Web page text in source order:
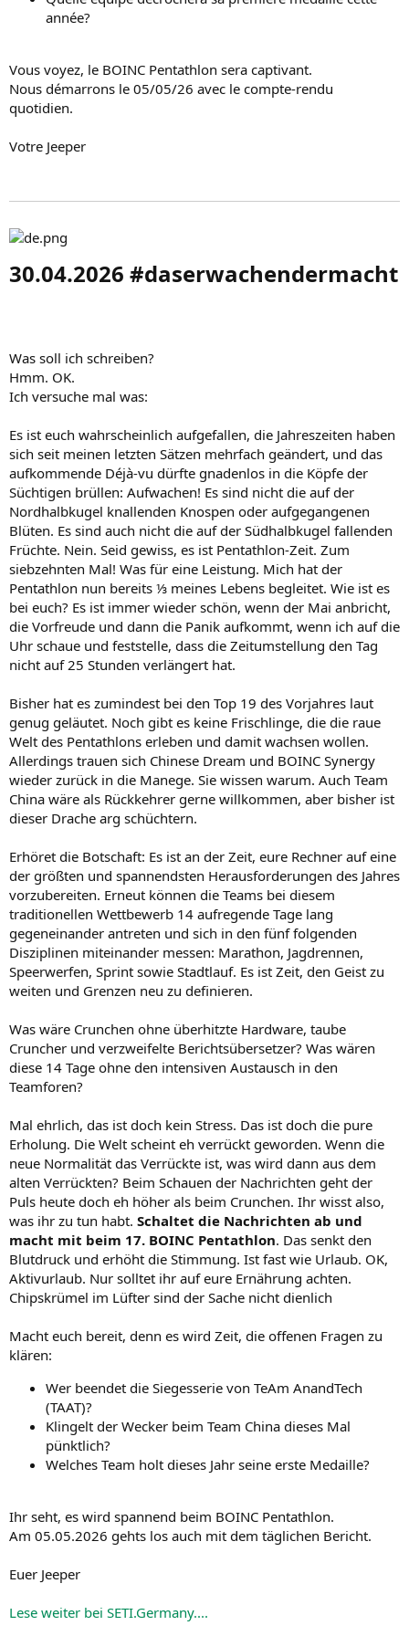
année?
Vous voyez, le BOINC Pentathlon sera captivant.
Nous démarrons le 05/05/26 avec le compte-rendu
quotidien.
Votre Jeeper
30.04.2026 #daserwachendermacht​
Was soll ich schreiben?
Hmm. OK.
Ich versuche mal was:
Es ist euch wahrscheinlich aufgefallen, die Jahreszeiten haben
sich seit meinen letzten Sätzen mehrfach geändert, und das
aufkommende Déjà-vu dürfte gnadenlos in die Köpfe der
Süchtigen brüllen: Aufwachen! Es sind nicht die auf der
Nordhalbkugel knallenden Knospen oder aufgegangenen
Blüten. Es sind auch nicht die auf der Südhalbkugel fallenden
Früchte. Nein. Seid gewiss, es ist Pentathlon-Zeit. Zum
siebzehnten Mal! Was für eine Leistung. Mich hat der
Pentathlon nun bereits ⅓ meines Lebens begleitet. Wie ist es
bei euch? Es ist immer wieder schön, wenn der Mai anbricht,
die Vorfreude und dann die Panik aufkommt, wenn ich auf die
Uhr schaue und feststelle, dass die Zeitumstellung den Tag
nicht auf 25 Stunden verlängert hat.
Bisher hat es zumindest bei den Top 19 des Vorjahres laut
genug geläutet. Noch gibt es keine Frischlinge, die die raue
Welt des Pentathlons erleben und damit wachsen wollen.
Allerdings trauen sich Chinese Dream und BOINC Synergy
wieder zurück in die Manege. Sie wissen warum. Auch Team
China wäre als Rückkehrer gerne willkommen, aber bisher ist
dieser Drache arg schüchtern.
Erhöret die Botschaft: Es ist an der Zeit, eure Rechner auf eine
der größten und spannendsten Herausforderungen des Jahres
vorzubereiten. Erneut können die Teams bei diesem
traditionellen Wettbewerb 14 aufregende Tage lang
gegeneinander antreten und sich in den fünf folgenden
Disziplinen miteinander messen: Marathon, Jagdrennen,
Speerwerfen, Sprint sowie Stadtlauf. Es ist Zeit, den Geist zu
weiten und Grenzen neu zu definieren.
Was wäre Crunchen ohne überhitzte Hardware, taube
Cruncher und verzweifelte Berichtsübersetzer? Was wären
diese 14 Tage ohne den intensiven Austausch in den
Teamforen?
Mal ehrlich, das ist doch kein Stress. Das ist doch die pure
Erholung. Die Welt scheint eh verrückt geworden. Wenn die
neue Normalität das Verrückte ist, was wird dann aus dem
alten Verrückten? Beim Schauen der Nachrichten geht der
Puls heute doch eh höher als beim Crunchen. Ihr wisst also,
was ihr zu tun habt. Schaltet die Nachrichten ab und
macht mit beim 17. BOINC Pentathlon. Das senkt den
Blutdruck und erhöht die Stimmung. Ist fast wie Urlaub. OK,
Aktivurlaub. Nur solltet ihr auf eure Ernährung achten.
Chipskrümel im Lüfter sind der Sache nicht dienlich
Macht euch bereit, denn es wird Zeit, die offenen Fragen zu
klären:
Wer beendet die Siegesserie von TeAm AnandTech
(TAAT)?
Klingelt der Wecker beim Team China dieses Mal
pünktlich?
Welches Team holt dieses Jahr seine erste Medaille?
Ihr seht, es wird spannend beim BOINC Pentathlon.
Am 05.05.2026 gehts los auch mit dem täglichen Bericht.
Euer Jeeper
Lese weiter bei SETI.Germany....